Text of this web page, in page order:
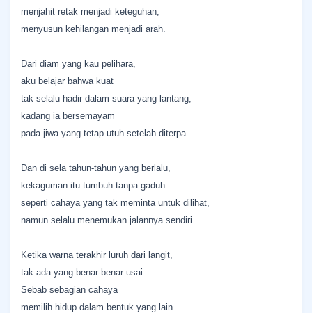
menjahit retak menjadi keteguhan,
menyusun kehilangan menjadi arah.
Dari diam yang kau pelihara,
aku belajar bahwa kuat
tak selalu hadir dalam suara yang lantang;
kadang ia bersemayam
pada jiwa yang tetap utuh setelah diterpa.
Dan di sela tahun-tahun yang berlalu,
kekaguman itu tumbuh tanpa gaduh...
seperti cahaya yang tak meminta untuk dilihat,
namun selalu menemukan jalannya sendiri.
Ketika warna terakhir luruh dari langit,
tak ada yang benar-benar usai.
Sebab sebagian cahaya
memilih hidup dalam bentuk yang lain.